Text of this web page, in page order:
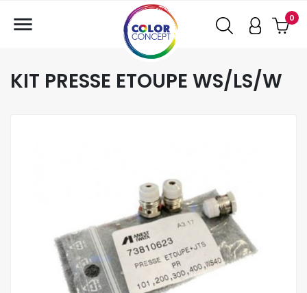
0

KIT PRESSE ETOUPE WS/LS/W